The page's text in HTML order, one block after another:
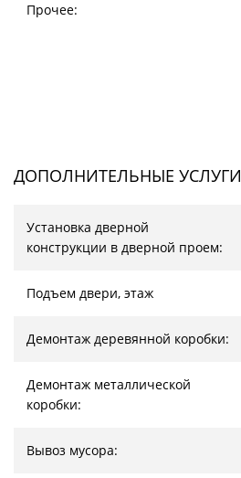
Прочее:
ДОПОЛНИТЕЛЬНЫЕ УСЛУГИ
Установка дверной
конструкции в дверной проем:
Подъем двери, этаж
Демонтаж деревянной коробки:
Демонтаж металлической
коробки:
Вывоз мусора: